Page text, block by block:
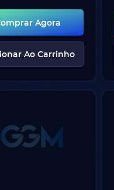
Agora
Ao Carrinho